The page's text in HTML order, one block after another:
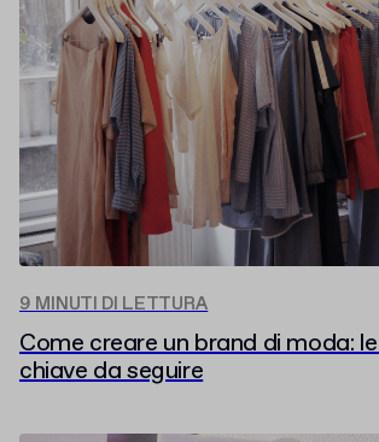
9 MINUTI DI LETTURA
Come creare un brand di moda:
chiave da seguire